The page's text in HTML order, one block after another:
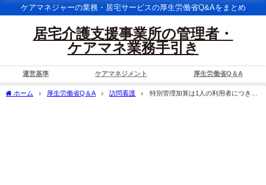
ケアマネジャーの業務・居宅サービスの厚生労働省Q&Aをまとめ
居宅介護支援事業所の管理者・
ケアマネ業務手引き
運営基準 ケアマネジメント 厚生労働省Q＆A
ホーム 厚生労働省Q＆A 訪問看護
特別管理加算は1人の利用者につき1